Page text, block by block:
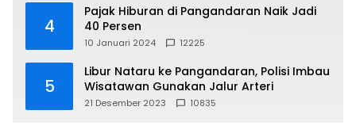
4
Pajak Hiburan di Pangandaran Naik Jadi
40 Persen
10 Januari 2024 12225
5
Libur Nataru ke Pangandaran, Polisi Imbau
Wisatawan Gunakan Jalur Arteri
21 Desember 2023 10835